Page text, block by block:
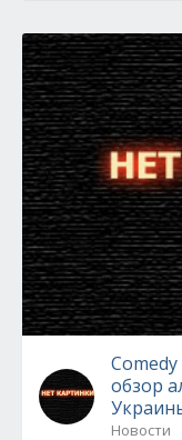
обзор
Новости